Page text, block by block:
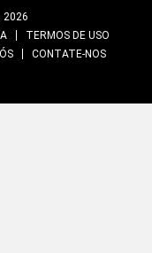
2026
TERMOS DE USO
CONTATE-NOS